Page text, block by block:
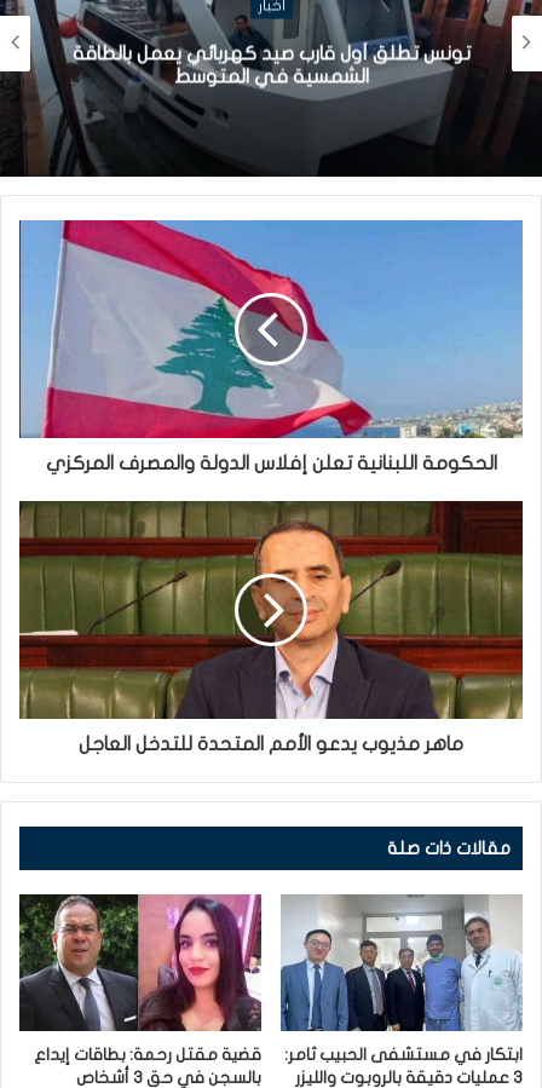
أخبار
تونس تطلق أول قارب صيد كهربائي يعمل بالطاقة
الشمسية في المتوسط
الحكومة اللبنانية تعلن إفلاس الدولة والمصرف المركزي
ماهر مذيوب يدعو الأمم المتحدة للتدخل العاجل
مقالات ذات صلة
ابتكار في مستشفى الحبيب ثامر:
3 عمليات دقيقة بالروبوت والليزر
قضية مقتل رحمة: بطاقات إيداع
بالسجن في حق 3 أشخاص